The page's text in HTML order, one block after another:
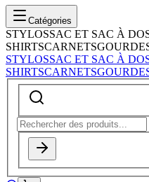
Catégories
STYLOSSAC ET SAC À
SHIRTSCARNETS
STYLOSSAC ET SAC À
SHIRTSCARNETS